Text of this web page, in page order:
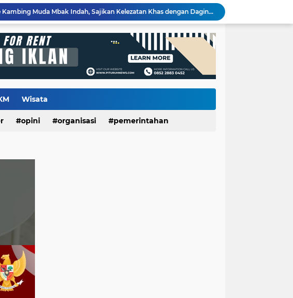
Pemerintah Daerah dan Umat Kristiani Perkuat Semangat Toleransi Melalui Pembinaan Persekutuan Doa di Pituruh
Rembugan Bocah Purworejo 2026: Suara Anak Menggema, Dorong Kebijakan yang Lebih Ramah Anak
Dinporapar Purworejo dan KKN UGM Perkuat Sinergi, Praktik Baik Kecamatan Berdaya Siap Direplikasi
Usia 7 Tahun, Javas Inderatma Wiguna Mantap Menjadi Dalang Cilik, Sang Ayah: Berawal dari Menonton Wayang di YouTube
Program PITULUNGAN Yuli–Dion: Sejauh Mana Realisasinya?
Expo HUT ke-61 Yonif 412/BES Purworejo 2026 Resmi Dibuka, Pererat Sinergi TNI dan Masyarakat Lewat Beragam Hiburan
Sidang Gugatan dan Eksekusi Dijadwalkan Bersamaan, Pemkab Purworejo Minta PN Tunda Eksekusi Ponpes Minhajut Tholibin
Wisata
opini organisasi pemerintahan